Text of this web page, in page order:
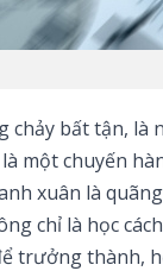
chảy bất tận,
một chuyến
xuân là
chỉ là học
trưởng thành,